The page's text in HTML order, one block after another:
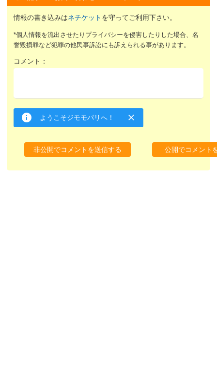
情報の書き込みはネチケット を守ってご利用下さい。
*個人情報を流出させたりプライバシーを侵害したりした場合、名
誉毀損罪など犯罪の他民事訴訟にも訴えられる事があります。
コメント：
ようこそジモモパリへ！
非公開でコメントを送信する 公開でコメント